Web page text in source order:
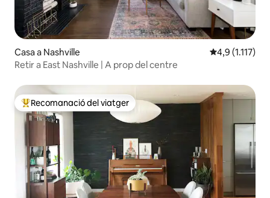
Casa a Nashville 4,9 de
4,9 (1.117)
Retir a East Nashville | A prop del centre
Principals recomanacions dels viatgers
Recomanació del viatger